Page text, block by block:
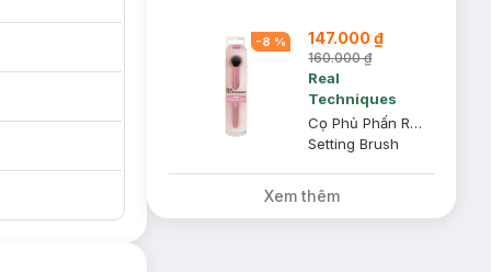
-8 % 147.000 ₫
160.000 ₫
Real
Techniques
Cọ Phủ Phấn Real Techniques Setting Brush
Setting Brush
Xem thêm